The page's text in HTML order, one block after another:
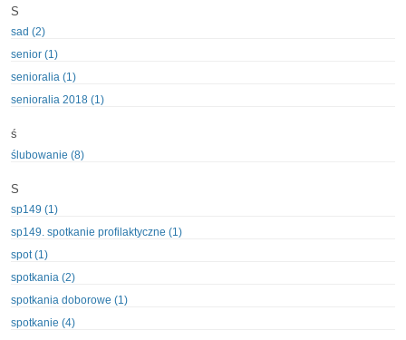
S
sad (2)
senior (1)
senioralia (1)
senioralia 2018 (1)
ś
ślubowanie (8)
S
sp149 (1)
sp149. spotkanie profilaktyczne (1)
spot (1)
spotkania (2)
spotkania doborowe (1)
spotkanie (4)